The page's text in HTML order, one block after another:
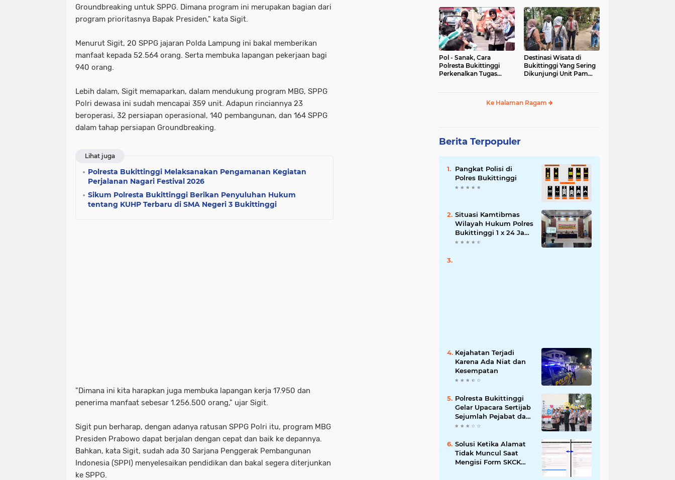
Groundbreaking untuk SPPG. Dimana program ini merupakan bagian dari
program prioritasnya Bapak Presiden," kata Sigit.
Menurut Sigit, 20 SPPG jajaran Polda Lampung ini bakal memberikan
manfaat kepada 52.564 orang. Serta membuka lapangan pekerjaan bagi
940 orang.
Lebih dalam, Sigit memaparkan, dalam mendukung program MBG, SPPG
Polri dewasa ini sudah mencapai 359 unit. Adapun rinciannya 23
beroperasi, 32 persiapan operasional, 140 pembangunan, dan 164 SPPG
dalam tahap persiapan Groundbreaking.
Lihat juga
Polresta Bukittinggi Melaksanakan Pengamanan Kegiatan
Perjalanan Nagari Festival 2026
Sikum Polresta Bukittinggi Berikan Penyuluhan Hukum
tentang KUHP Terbaru di SMA Negeri 3 Bukittinggi
"Dimana ini kita harapkan juga membuka lapangan kerja 17.950 dan
penerima manfaat sebesar 1.256.500 orang," ujar Sigit.
Sigit pun berharap, dengan adanya ratusan SPPG Polri itu, program MBG
Presiden Prabowo dapat berjalan dengan cepat dan baik ke depannya.
Bahkan, kata Sigit, sudah ada 30 Sarjana Penggerak Pembangunan
Indonesia (SPPI) menyelesaikan pendidikan dan bakal segera diterjunkan
ke SPPG.
Pol - Sanak, Cara
Polresta Bukittinggi
Perkenalkan Tugas
Destinasi Wisata di
Bukittinggi Yang Sering
Dikunjungi Unit Pam
Ke Halaman Ragam
Berita Terpopuler
Pangkat Polisi di
Polres Bukittinggi
Situasi Kamtibmas
Wilayah Hukum Polres
Bukittinggi 1 x 24 Jam
Senin 27 Juni 2022
Kejahatan Terjadi
Karena Ada Niat dan
Kesempatan
Polresta Bukittinggi
Gelar Upacara Sertijab
Sejumlah Pejabat dan
laporan Kenaikan
Solusi Ketika Alamat
Tidak Muncul Saat
Mengisi Form SKCK